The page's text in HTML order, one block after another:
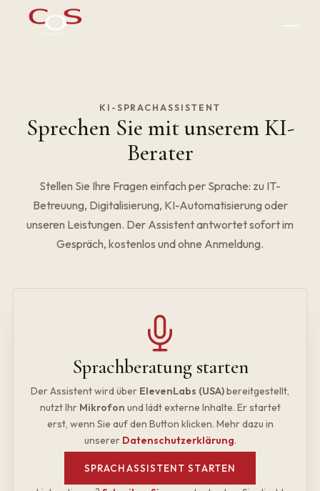
KI-SPRACHASSISTENT
Sprechen Sie mit unserem KI-
Berater
Stellen Sie Ihre Fragen einfach per Sprache: zu IT-
Betreuung, Digitalisierung, KI-Automatisierung oder
unseren Leistungen. Der Assistent antwortet sofort im
Gespräch, kostenlos und ohne Anmeldung.
Sprachberatung starten
Der Assistent wird über ElevenLabs (USA)bereitgestellt,
nutzt Ihr Mikrofon und lädt externe Inhalte. Er startet
erst, wenn Sie auf den Button klicken. Mehr dazu in
unserer Datenschutzerklärung.
SPRACHASSISTENT STARTEN